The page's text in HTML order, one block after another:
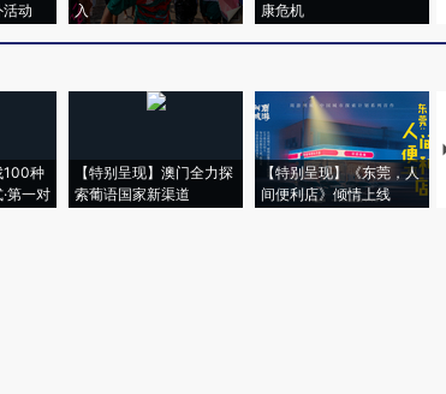
动
入
康危机
100种
第一对
【特别呈现】澳门全力探
索葡语国家新渠道
【特别呈现】《东莞，人
间便利店》倾情上线